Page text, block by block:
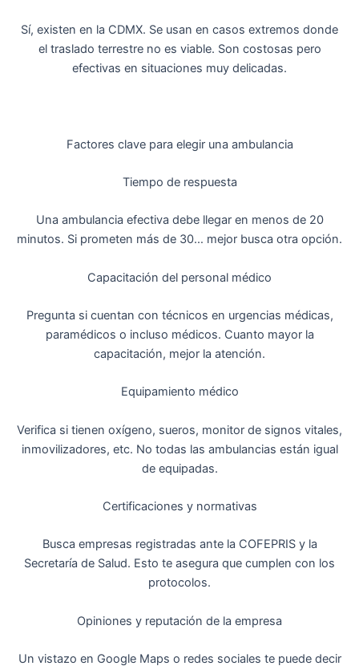
Sí, existen en la CDMX. Se usan en casos extremos donde
el traslado terrestre no es viable. Son costosas pero
efectivas en situaciones muy delicadas.
Factores clave para elegir una ambulancia
Tiempo de respuesta
Una ambulancia efectiva debe llegar en menos de 20
minutos. Si prometen más de 30… mejor busca otra opción.
Capacitación del personal médico
Pregunta si cuentan con técnicos en urgencias médicas,
paramédicos o incluso médicos. Cuanto mayor la
capacitación, mejor la atención.
Equipamiento médico
Verifica si tienen oxígeno, sueros, monitor de signos vitales,
inmovilizadores, etc. No todas las ambulancias están igual
de equipadas.
Certificaciones y normativas
Busca empresas registradas ante la COFEPRIS y la
Secretaría de Salud. Esto te asegura que cumplen con los
protocolos.
Opiniones y reputación de la empresa
Un vistazo en Google Maps o redes sociales te puede decir